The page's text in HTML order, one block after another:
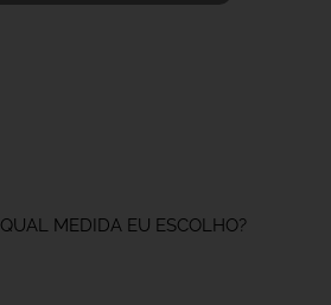
QUAL MEDIDA EU ESCOLHO?